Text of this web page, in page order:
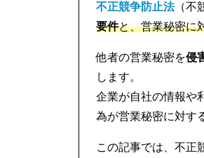
不正競争防止法（不
要件と、営業秘密に
他者の営業秘密を侵
します。
企業が自社の情報や
為が営業秘密に対す
この記事では、不正